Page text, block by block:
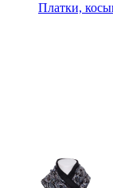
Платки,